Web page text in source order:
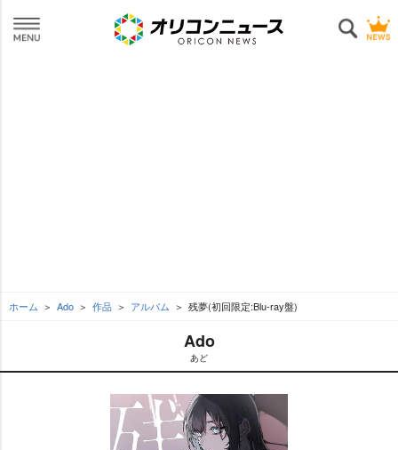
ホーム Ado 作品 アルバム 残夢(初回限定:Blu-ray盤)
Ado
あど